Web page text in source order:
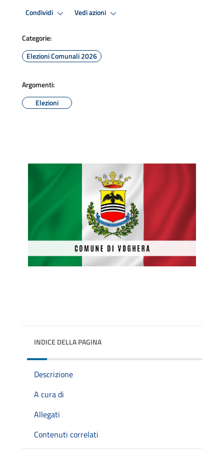
Condividi Vedi azioni
Categorie:
Elezioni Comunali 2026
Argomenti:
Elezioni
INDICE DELLA PAGINA
Descrizione
A cura di
Allegati
Contenuti correlati